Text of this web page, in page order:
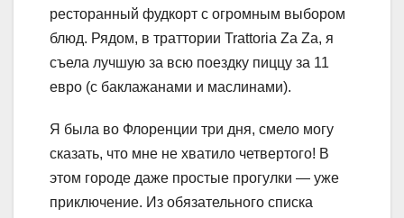
ресторанный фудкорт с огромным выбором
блюд. Рядом, в траттории Trattoria Za Za, я
съела лучшую за всю поездку пиццу за 11
евро (с баклажанами и маслинами).
Я была во Флоренции три дня, смело могу
сказать, что мне не хватило четвертого! В
этом городе даже простые прогулки — уже
приключение. Из обязательного списка